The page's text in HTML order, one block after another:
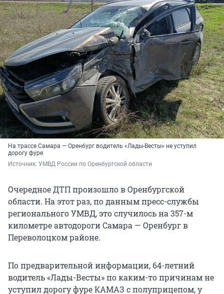
На трассе Самара — Оренбург водитель «Лады-Весты» не уступил
дорогу фуре
Источник: УМВД России по Оренбургской области
Очередное ДТП произошло в Оренбургской
области. На этот раз, по данным пресс-службы
регионального УМВД, это случилось на 357-м
километре автодороги Самара — Оренбург в
Переволоцком районе.
По предварительной информации, 64-летний
водитель «Лады-Весты» по каким-то причинам не
уступил дорогу фуре КАМАЗ с полуприцепом, у